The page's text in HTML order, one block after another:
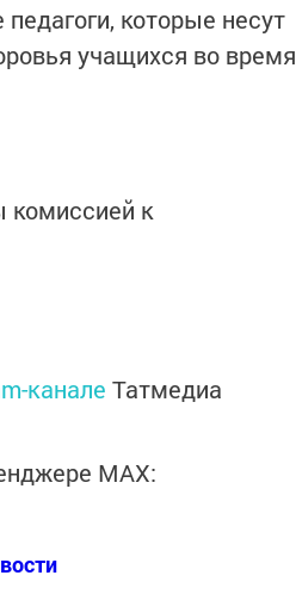
которые несут
учащихся во время
комиссией к
канале Татмедиа
MАХ: